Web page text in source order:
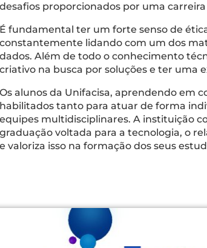
desafios proporcionados por uma
É fundamental ter um forte senso de
constantemente lidando com um dos
dados. Além de todo o conhecimento
criativo na busca por soluções e ter uma
Os alunos da Unifacisa, aprendendo em
habilitados tanto para atuar de forma
equipes multidisciplinares. A instituição
graduação voltada para a tecnologia, o
e valoriza isso na formação dos seus